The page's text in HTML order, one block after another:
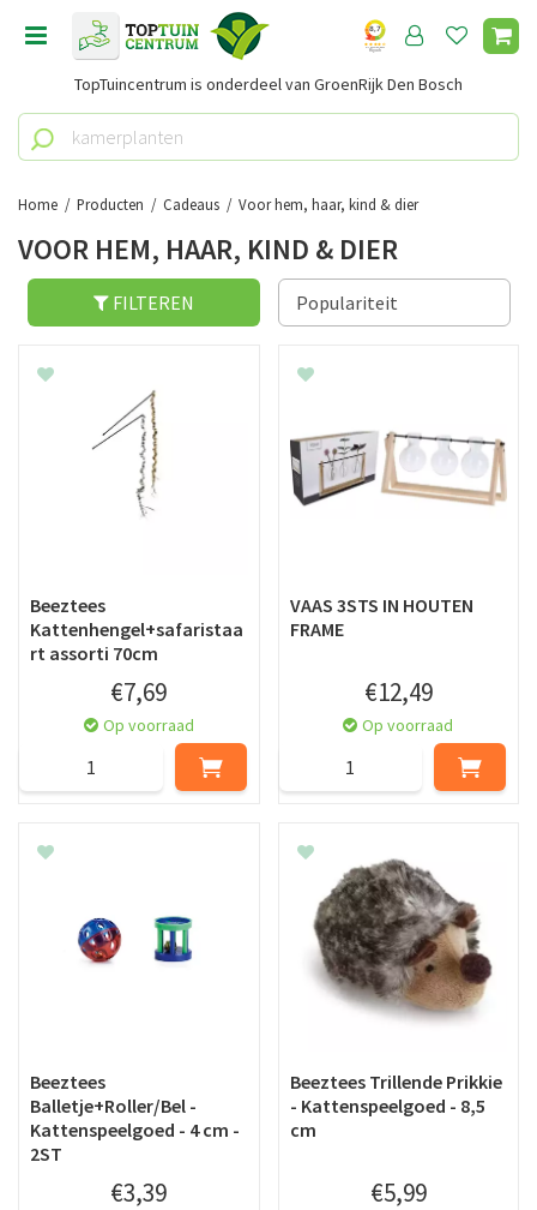
Home Producten Cadeaus Voor hem, haar, kind & dier
TopTuincentrum is onderdeel van GroenRijk Den Bosch
VOOR HEM, HAAR, KIND & DIER
FILTEREN
Beeztees
Kattenhengel+safaristaa
rt assorti 70cm
€7,69
Op voorraad
VAAS 3STS IN HOUTEN
FRAME
€12,49
Op voorraad
Beeztees
Balletje+Roller/Bel -
Kattenspeelgoed - 4 cm -
2ST
€3,39
Beeztees Trillende Prikkie
- Kattenspeelgoed - 8,5
cm
€5,99